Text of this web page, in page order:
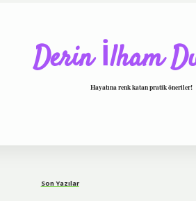
Derin İlham
Hayatına renk katan pratik öneriler!
Son Yazılar